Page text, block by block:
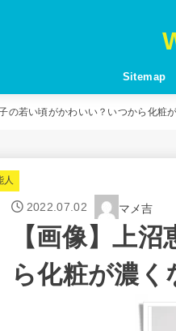
Sitemap
の若い頃がかわいい？いつから化粧
人
2022.07.02 マメ吉
【画像】上
ら化粧が濃く